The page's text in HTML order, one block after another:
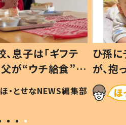
息子は「ギフテ
が“ウチ給食”を
とは #令和の親
ほ・とせなNEWS編集部
ひ孫に
が、抱
「涙が
い」